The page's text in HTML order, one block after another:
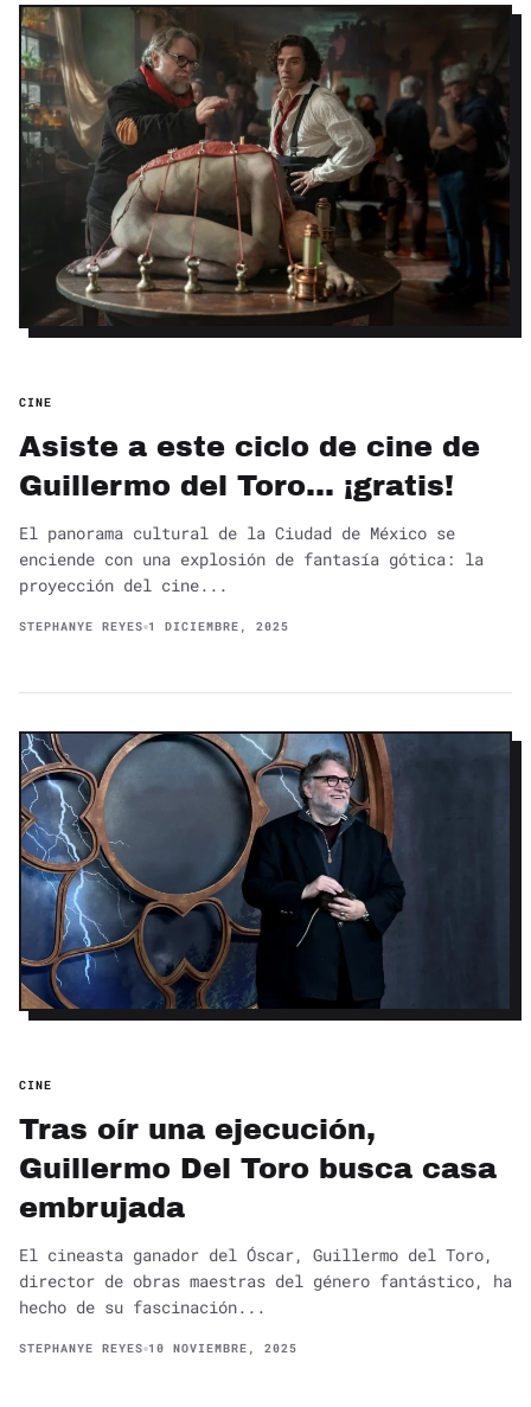
CINE
Asiste a este ciclo de cine de
Guillermo del Toro… ¡gratis!
El panorama cultural de la Ciudad de México se
enciende con una explosión de fantasía gótica: la
proyección del cine...
STEPHANYE REYES 1 DICIEMBRE, 2025
CINE
Tras oír una ejecución,
Guillermo Del Toro busca casa
embrujada
El cineasta ganador del Óscar, Guillermo del Toro,
director de obras maestras del género fantástico, ha
hecho de su fascinación...
STEPHANYE REYES 10 NOVIEMBRE, 2025